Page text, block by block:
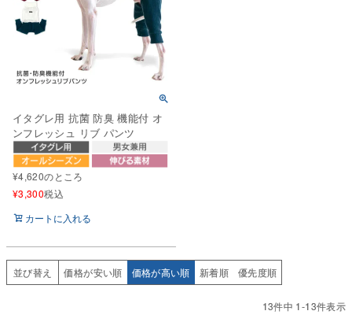
イタグレ用 抗菌 防臭 機能付 オ
ンフレッシュ リブ パンツ
¥4,620のところ
¥3,300税込
カートに入れる
並び替え 価格が安い順 価格が高い順 新着順 優先度順
13件中 1-13件表示